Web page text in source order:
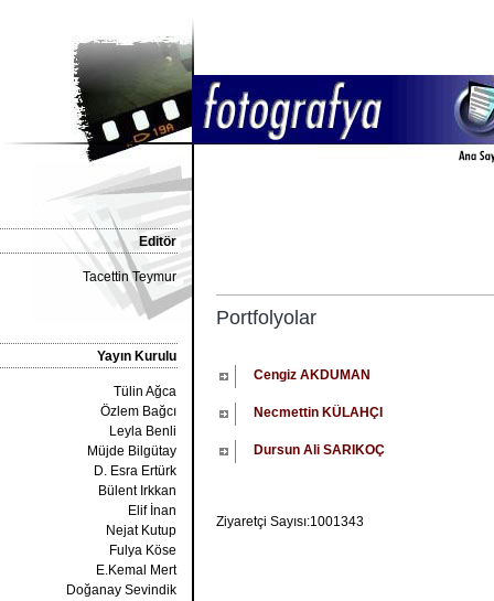
Editör
Tacettin Teymur
Yayın Kurulu
Tülin Ağca
Özlem Bağcı
Leyla Benli
Müjde Bilgütay
D. Esra Ertürk
Bülent Irkkan
Elif İnan
Nejat Kutup
Fulya Köse
E.Kemal Mert
Doğanay Sevindik
Portfolyolar
Cengiz AKDUMAN
Necmettin KÜLAHÇI
Dursun Ali SARIKOÇ
Ziyaretçi Sayısı:1001343